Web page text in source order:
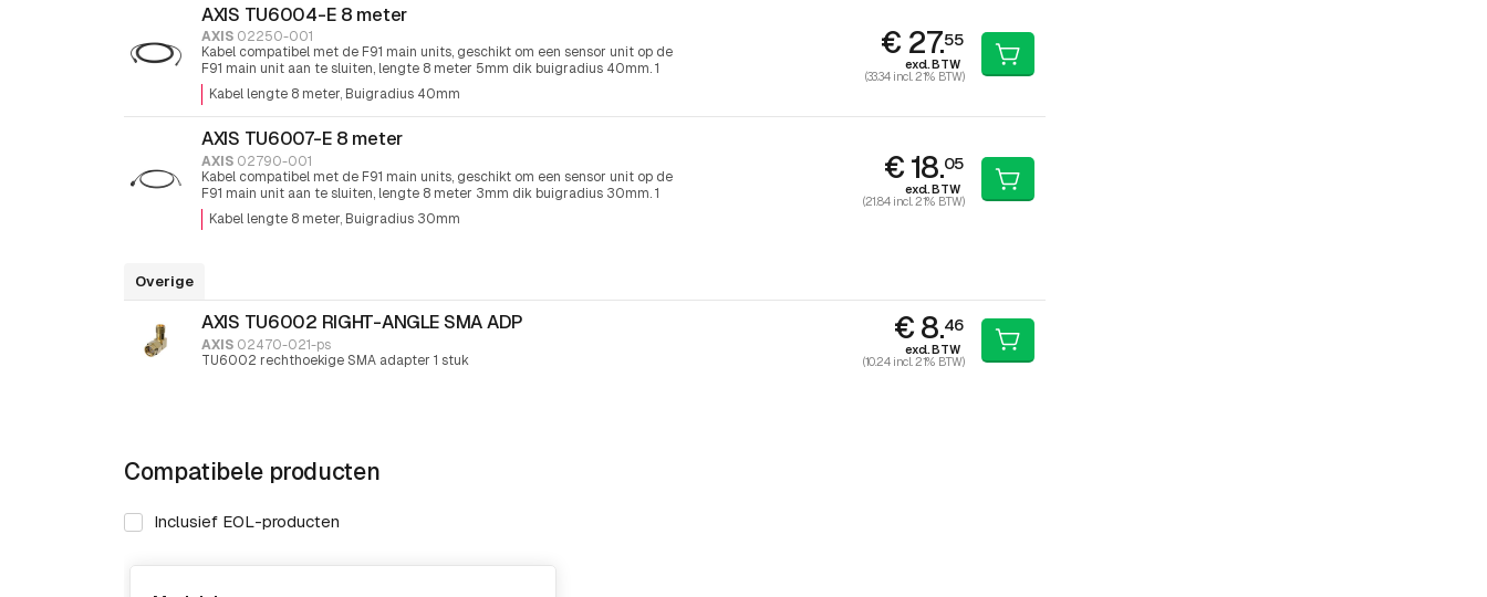
AXIS TU6004-E 8 meter
AXIS 02250-001
Kabel compatibel met de F91 main units, geschikt om een sensor unit op de
F91 main unit aan te sluiten, lengte 8 meter 5mm dik buigradius 40mm. 1
stuk
Kabel lengte 8 meter Buigradius 40mm
€ 27.55
excl. BTW
(33.34 incl. 21% BTW)
AXIS TU6007-E 8 meter
AXIS 02790-001
Kabel compatibel met de F91 main units, geschikt om een sensor unit op de
F91 main unit aan te sluiten, lengte 8 meter 3mm dik buigradius 30mm. 1
stuk
Kabel lengte 8 meter Buigradius 30mm
€ 18.05
excl. BTW
(21.84 incl. 21% BTW)
Overige
AXIS TU6002 RIGHT-ANGLE SMA ADP
AXIS 02470-021-ps
TU6002 rechthoekige SMA adapter 1 stuk
€ 8.46
excl. BTW
(10.24 incl. 21% BTW)
Compatibele producten
Inclusief EOL-producten